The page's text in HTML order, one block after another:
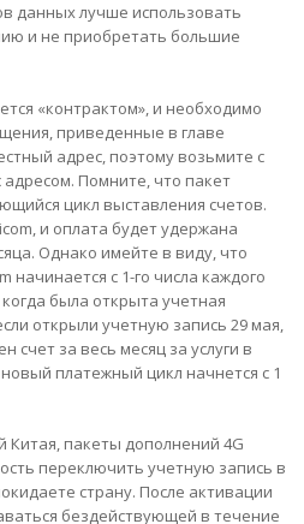
данных лучше использовать
и не приобретать большие
«контрактом», и необходимо
приведенные в главе
адрес, поэтому возьмите с
адресом. Помните, что пакет
цикл выставления счетов.
и оплата будет удержана
Однако имейте в виду, что
начинается с 1-го числа каждого
была открыта учетная
открыли учетную запись 29 мая,
счет за весь месяц за услуги в
платежный цикл начнется с 1
Китая, пакеты дополнений 4G
переключить учетную запись в
страну. После активации
бездействующей в течение